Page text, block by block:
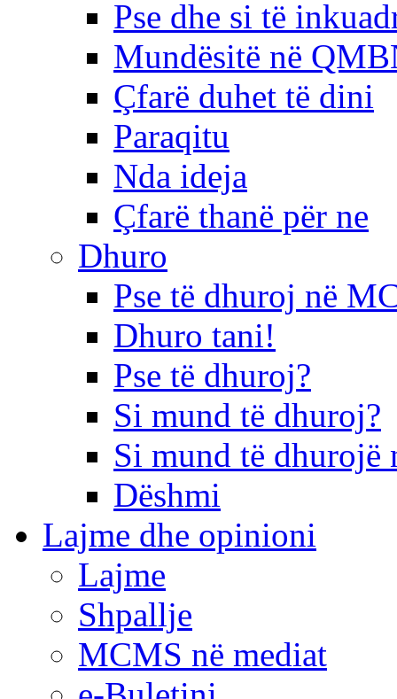
Pse dhe si të
Mundësitë në
Çfarë duhet të dini
Paraqitu
Nda ideja
Çfarë thanë për ne
Dhuro
Pse të dhuroj në
Dhuro tani!
Pse të dhuroj?
Si mund të dhuroj?
Si mund të dhurojë
Dëshmi
Lajme dhe opinioni
Lajme
Shpallje
MCMS në mediat